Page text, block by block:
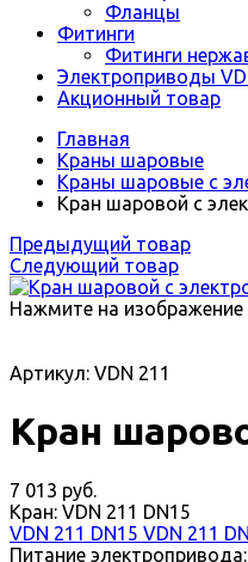
Фланцы
Фитинги
Фитинги
Электроприводы
Акционный товар
Главная
Краны шаровые
Краны шаровые с
Кран шаровой с
Предыдущий товар
Следующий товар
Нажмите на изображение
Артикул: VDN 211
Кран
7 013 руб.
Кран: VDN 211 DN15
VDN 211 DN15 VDN 211
Питание электропривода: